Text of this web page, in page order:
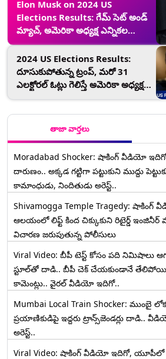
Elon Musk on 2024 US
Elections Results: గేమ్ సెట్‌ అండ్‌
మ్యాచ్‌, అమెరికా అధ్యక్ష ఎన్నికల
ఫలితాలపై ఎలాన్ మస్క్ సంచలన పోస్ట్,
ట్రంప్ జోరు చూస్తుంటే ప్రభుత్వ
సలహాదారు పదవి లాంఛనమే..
2024 US Elections Results:
దూసుకుపోతున్న ట్రంప్, మరో 31
ఎలక్టోరల్ ఓట్లు గెలిస్తే అమెరికా అధ్యక్ష
తాజా వార్తలు
Moradabad Shocker: షాకింగ్ వీడియో
దారుణం.. అక్కడ గట్టిగా పట్టుకుని ముద్దు
కామాంధుడు, నిందితుడు అరెస్ట్..
Shivamogga Temple Tragedy:
ఆలయంలో లిఫ్ట్ కింద చిక్కుకుని రిటైర్డ్
విచారణ జరుపుతున్న పోలీసులు
Viral Video: బీపీ టెస్ట్‌ కోసం పది నిమిషాలు
స్టూల్‌తో దాడి.. బీపీ చెక్ చేయకుండానే
కామెంట్లు.. వైరల్ వీడియో ఇదిగో..
Mumbai Local Train Shocker: ముంబై
ప్రయాణికుడిపై ఇద్దరు ట్రాన్స్‌జెండర్లు దాడి..
అరెస్ట్..
Viral Video: షాకింగ్ వీడియో ఇదిగో, యూపీలో